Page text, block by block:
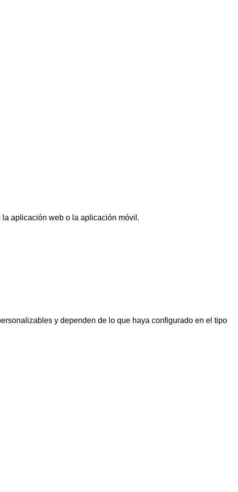
aplicación web o la aplicación móvil.
y dependen de lo que haya configurado en el tipo